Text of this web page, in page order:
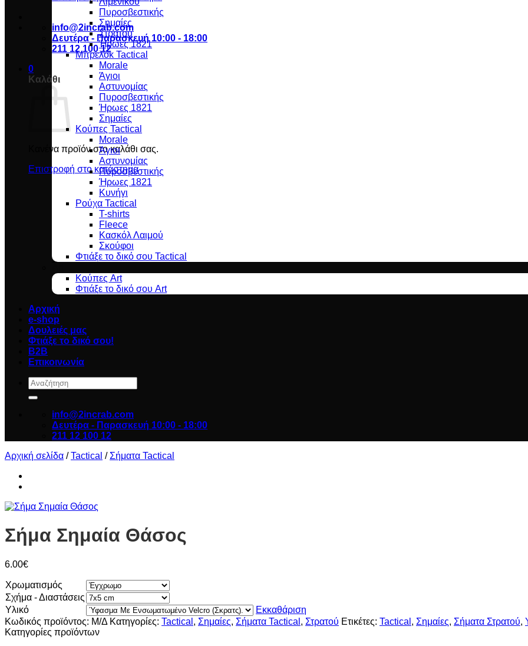
info@2incrab.com
Δευτέρα - Παρασκευή 10:00 - 18:00
211 12 100 12
0
Καλάθι
Κανένα προϊόν στο καλάθι σας.
Επιστροφή στο κατάστημα
Πυροσβεστικής
Σημαίες
Στρατού
Ήρωες 1821
Μπρελόκ Tactical
Morale
Άγιοι
Αστυνομίας
Πυροσβεστικής
Ήρωες 1821
Σημαίες
Κούπες Tactical
Morale
Άγιοι
Αστυνομίας
Πυροσβεστικής
Ήρωες 1821
Κυνήγι
Ρούχα Tactical
T-shirts
Fleece
Κασκόλ Λαιμού
Σκούφοι
Φτιάξε το δικό σου Tactical
Κούπες Art
Φτιάξε το δικό σου Art
Αρχική
e-shop
Δουλειές μας
Φτιάξε το δικό σου!
B2B
Επικοινωνία
Αναζήτηση
για:
info@2incrab.com
Δευτέρα - Παρασκευή 10:00 - 18:00
211 12 100 12
Αρχική σελίδα / Tactical / Σήματα Tactical
Σήμα Σημαία Θάσος
6.00€
Χρωματισμός
Σχήμα - Διαστάσεις
Υλικό
Εκκαθάριση
Κωδικός προϊόντος: Μ/Δ Κατηγορίες: Tactical , Σημαίες, Σήματα Tactical , Στρατού Ετικέτες: Tactical , Σημαίες, Σήματα Στρατού,
Κατηγορίες προϊόντων